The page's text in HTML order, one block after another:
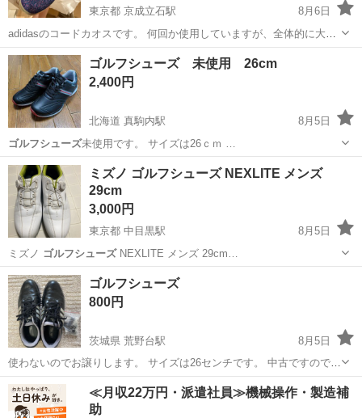
東京都 京成立石駅
8月6日
adidasのコードカオスです。 何回か使用していますが、全体的に大き
な傷汚れはありません。 ゴルフされてサイズの合う方よろしくお願い
します。
東京 葛飾区 ゴルフ ゴルフシューズ
ゴルフシューズ 未使用 26cm
2,400円
北海道 真駒内駅
8月5日
ゴルフシューズ
北海道 札幌市 真駒内駅 ゴルフシューズ
ミズノ ゴルフシューズ NEXLITE メンズ
29cm
3,000円
東京都 中目黒駅
8月5日
ミズノ ゴルフシューズNEXLITE メンズ 29cm…
東京 目黒区 靴
ゴルフシューズ
800円
茨城県 荒野台駅
8月5日
使わないのでお譲りします。 サイズは26センチです。 中古ですのでご
理解のほど宜しくお願いします。
茨城 鹿嶋市 荒野台駅 靴
≪月収22万円・派遣社員≫機械操作・製造補
助